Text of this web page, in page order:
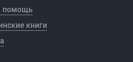
помощь
книги